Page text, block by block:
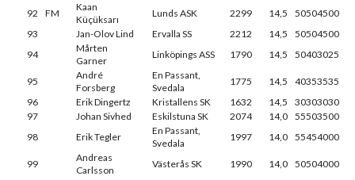
92 FM
Kaan
Küçüksarı
Lunds ASK 2299 14,5
50504500
93
Jan-Olov Lind Ervalla SS 2212 14,5
50504500
94
Mårten
Garner
Linköpings ASS 1790 14,5 50403025
95
André
Forsberg
En Passant,
Svedala
1775 14,5
40353535
96
Erik Dingertz Kristallens SK 1632 14,5
30303030
97
Johan Sivhed Eskilstuna SK 2074 14,0 55503500
98
Erik Tegler
En Passant,
Svedala
1997 14,0 55454000
99
Andreas
Carlsson
Västerås SK 1990 14,0 50504000